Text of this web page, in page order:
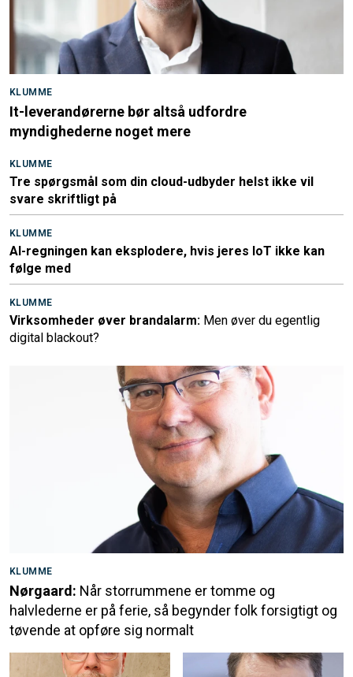
KLUMME
It-leverandørerne bør altså udfordre
myndighederne noget mere
KLUMME
Tre spørgsmål som din cloud-udbyder helst ikke vil
svare skriftligt på
KLUMME
AI-regningen kan eksplodere, hvis jeres IoT ikke kan
følge med
KLUMME
Virksomheder øver brandalarm: Men øver du egentlig
digital blackout?
KLUMME
Nørgaard: Når storrummene er tomme og
halvlederne er på ferie, så begynder folk forsigtigt og
tøvende at opføre sig normalt